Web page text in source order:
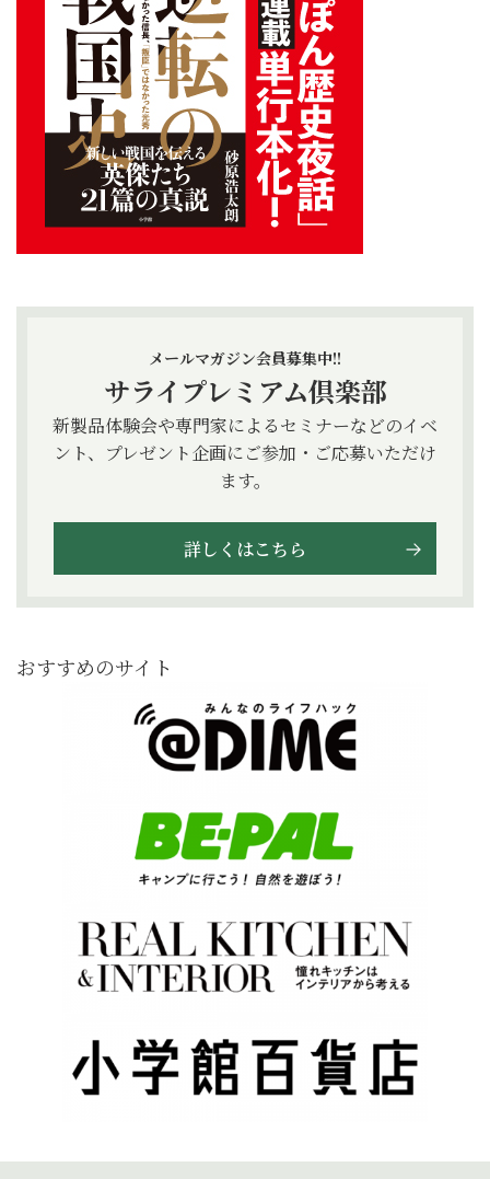
メールマガジン会員募集中!!
サライプレミアム倶楽部
新製品体験会や専門家によるセミナーなどのイベ
ント、プレゼント企画にご参加・ご応募いただけ
ます。
詳しくはこちら
おすすめのサイト